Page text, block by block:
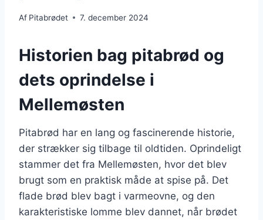
Af Pitabrødet 7. december 2024
Historien bag pitabrød og
dets oprindelse i
Mellemøsten
Pitabrød har en lang og fascinerende historie,
der strækker sig tilbage til oldtiden. Oprindeligt
stammer det fra Mellemøsten, hvor det blev
brugt som en praktisk måde at spise på. Det
flade brød blev bagt i varmeovne, og den
karakteristiske lomme blev dannet, når brødet